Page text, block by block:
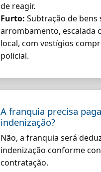
de reagir.
Furto: Subtração de bens
arrombamento, escalada
local, com vestígios
policial.
A franquia precisa
indenização?
Não, a franquia será
indenização conforme
contratação.